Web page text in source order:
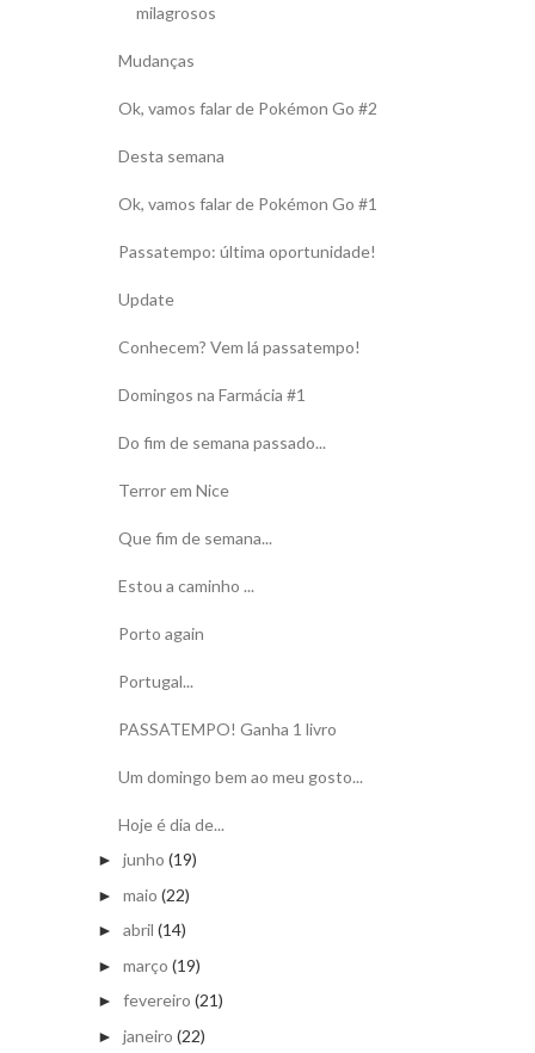
milagrosos
Mudanças
Ok, vamos falar de Pokémon Go #2
Desta semana
Ok, vamos falar de Pokémon Go #1
Passatempo: última oportunidade!
Update
Conhecem? Vem lá passatempo!
Domingos na Farmácia #1
Do fim de semana passado...
Terror em Nice
Que fim de semana...
Estou a caminho ...
Porto again
Portugal...
PASSATEMPO! Ganha 1 livro
Um domingo bem ao meu gosto...
Hoje é dia de...
► junho (19)
► maio (22)
► abril (14)
► março (19)
► fevereiro (21)
► janeiro (22)